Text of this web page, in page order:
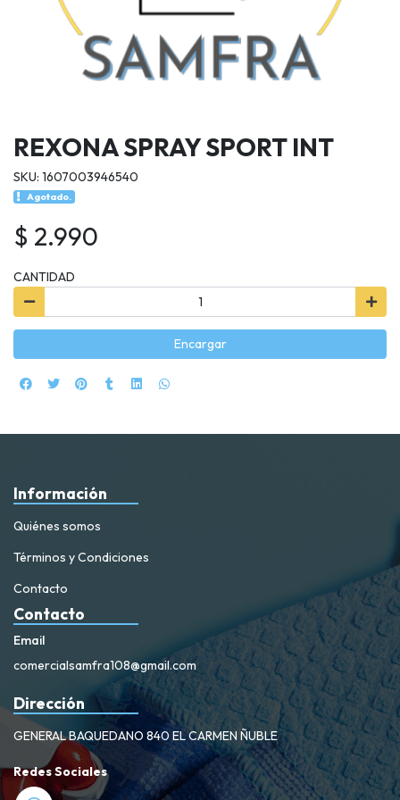
REXONA SPRAY SPORT INT
SKU: 1607003946540
Agotado.
$ 2.990
CANTIDAD
Encargar
Información
Quiénes somos
Términos y Condiciones
Contacto
Contacto
Email
comercialsamfra108@gmail.com
Dirección
GENERAL BAQUEDANO 840 EL CARMEN ÑUBLE
Redes Sociales